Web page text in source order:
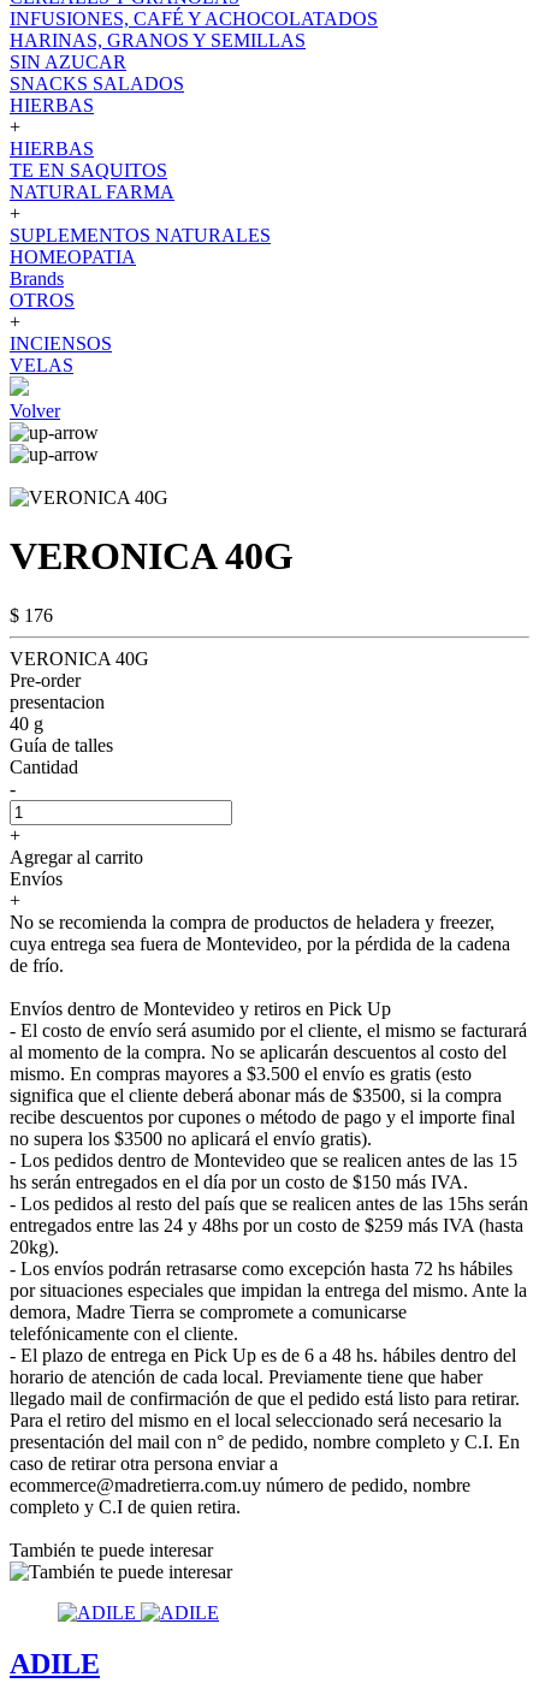
INFUSIONES, CAFÉ Y ACHOCOLATADOS
HARINAS, GRANOS Y SEMILLAS
SIN AZUCAR
SNACKS SALADOS
HIERBAS
+
HIERBAS
TE EN SAQUITOS
NATURAL FARMA
+
SUPLEMENTOS NATURALES
HOMEOPATIA
Brands
OTROS
+
INCIENSOS
VELAS
Volver
VERONICA 40G
$ 176
VERONICA 40G
Pre-order
presentacion
40 g
Guía de talles
Cantidad
-
+
Agregar al carrito
Envíos
+
No se recomienda la compra de productos de heladera y freezer,
cuya entrega sea fuera de Montevideo, por la pérdida de la cadena
de frío.
Envíos dentro de Montevideo y retiros en Pick Up
- El costo de envío será asumido por el cliente, el mismo se facturará
al momento de la compra. No se aplicarán descuentos al costo del
mismo. En compras mayores a $3.500 el envío es gratis (esto
significa que el cliente deberá abonar más de $3500, si la compra
recibe descuentos por cupones o método de pago y el importe final
no supera los $3500 no aplicará el envío gratis).
- Los pedidos dentro de Montevideo que se realicen antes de las 15
hs serán entregados en el día por un costo de $150 más IVA.
- Los pedidos al resto del país que se realicen antes de las 15hs serán
entregados entre las 24 y 48hs por un costo de $259 más IVA (hasta
20kg).
- Los envíos podrán retrasarse como excepción hasta 72 hs hábiles
por situaciones especiales que impidan la entrega del mismo. Ante la
demora, Madre Tierra se compromete a comunicarse
telefónicamente con el cliente.
- El plazo de entrega en Pick Up es de 6 a 48 hs. hábiles dentro del
horario de atención de cada local. Previamente tiene que haber
llegado mail de confirmación de que el pedido está listo para retirar.
Para el retiro del mismo en el local seleccionado será necesario la
presentación del mail con n° de pedido, nombre completo y C.I. En
caso de retirar otra persona enviar a
ecommerce@madretierra.com.uy número de pedido, nombre
completo y C.I de quien retira.
También te puede interesar
ADILE